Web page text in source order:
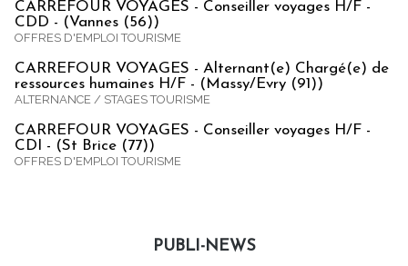
CARREFOUR VOYAGES - Conseiller voyages H/F -
CDD - (Vannes (56))
OFFRES D'EMPLOI TOURISME
CARREFOUR VOYAGES - Alternant(e) Chargé(e) de
ressources humaines H/F - (Massy/Evry (91))
ALTERNANCE / STAGES TOURISME
CARREFOUR VOYAGES - Conseiller voyages H/F -
CDI - (St Brice (77))
OFFRES D'EMPLOI TOURISME
PUBLI-NEWS